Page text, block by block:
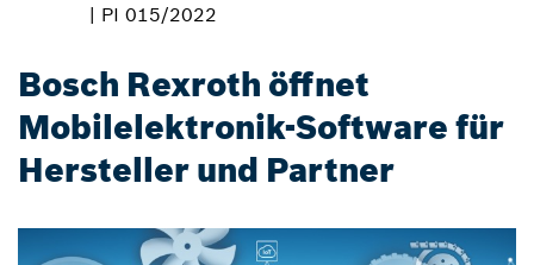
| PI 015/2022
Bosch Rexroth öffnet
Mobilelektronik-Software für
Hersteller und Partner